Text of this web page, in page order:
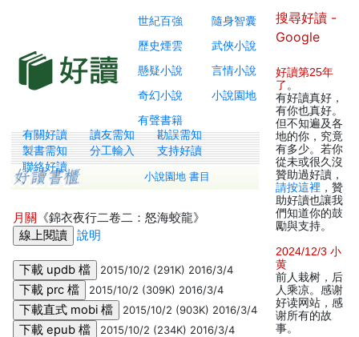
世紀百強
隨身智囊
歷史煙雲
武俠小說
懸疑小說
言情小說
奇幻小說
小說園地
有聲書籍
有關好讀 讀友需知
勘誤需知
製書需知
分工輸入
支持好讀
聯絡好讀
小說園地 書目
月關 《錦衣夜行二卷二：怒海蛟龍》
說明
2015/10/2 (291K) 2016/3/4
2015/10/2 (309K) 2016/3/4
2015/10/2 (903K) 2016/3/4
2015/10/2 (234K) 2016/3/4
搜尋好讀 -
Google
好讀第25年
了 。
有好讀真好，
有你也真好。
但不知遍及各
地的你，究竟
有多少。若你
從未或很久沒
贊助過好讀，
請按這裡 ，贊
助好讀也讓我
們知道你的鼓
勵與支持。
2024/12/3 小
黄
前人栽树，后
人乘凉。感谢
好读网站，感
谢所有的故
事。